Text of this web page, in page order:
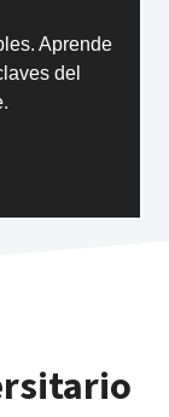
Aprende
del